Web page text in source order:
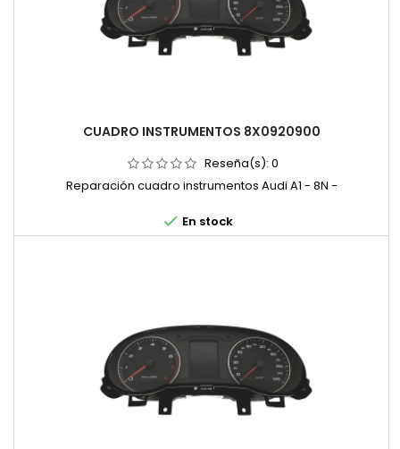
CUADRO INSTRUMENTOS 8X0920900
Reseña(s): 0
Reparación cuadro instrumentos Audi A1 - 8N -
 En stock